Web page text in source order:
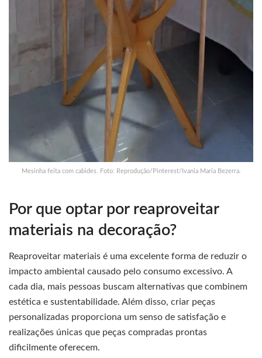
Mesinha feita com cabides. Foto: Reprodução/Pinterest/Ivania Maria Bezerra.
Por que optar por reaproveitar
materiais na decoração?
Reaproveitar materiais é uma excelente forma de reduzir o
impacto ambiental causado pelo consumo excessivo. A
cada dia, mais pessoas buscam alternativas que combinem
estética e sustentabilidade. Além disso, criar peças
personalizadas proporciona um senso de satisfação e
realizações únicas que peças compradas prontas
dificilmente oferecem.